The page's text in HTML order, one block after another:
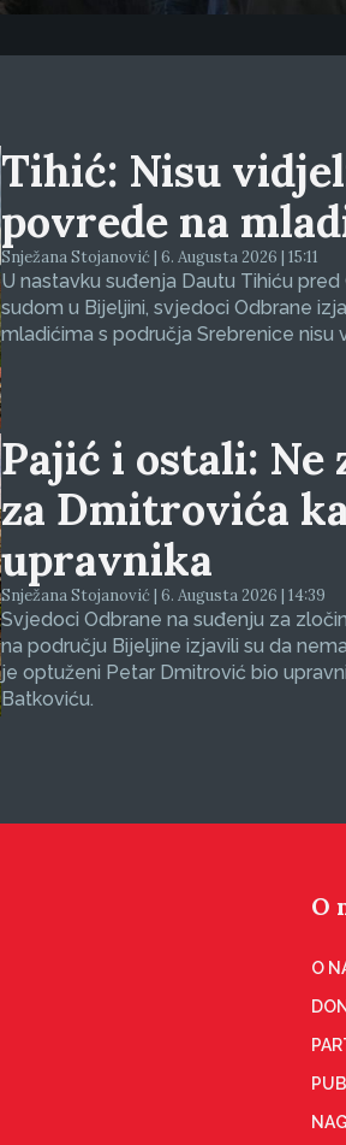
Tihić: Nisu
povrede na
Snježana Stojanović | 6. Augusta 2026 | 15:11
U nastavku suđenja Dautu Tihiću pred
sudom u Bijeljini, svjedoci Odbrane
mladićima s područja Srebrenice nisu
Pajić i ostali: Ne
za Dmitrovića
upravnika
Snježana Stojanović | 6. Augusta 2026 | 14:39
Svjedoci Odbrane na suđenju za
na području Bijeljine izjavili su da
je optuženi Petar Dmitrović bio
Batkoviću.
O
O